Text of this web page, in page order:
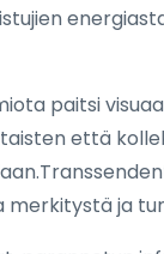
paitsi
että
merkitystä ja